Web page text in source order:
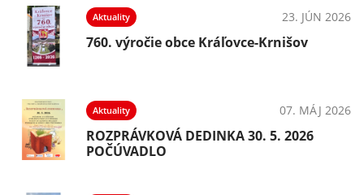
Aktuality 23. JÚN 2026
760. výročie obce Kráľovce-Krnišov
Aktuality 07. MÁJ 2026
ROZPRÁVKOVÁ DEDINKA 30. 5. 2026
POČÚVADLO